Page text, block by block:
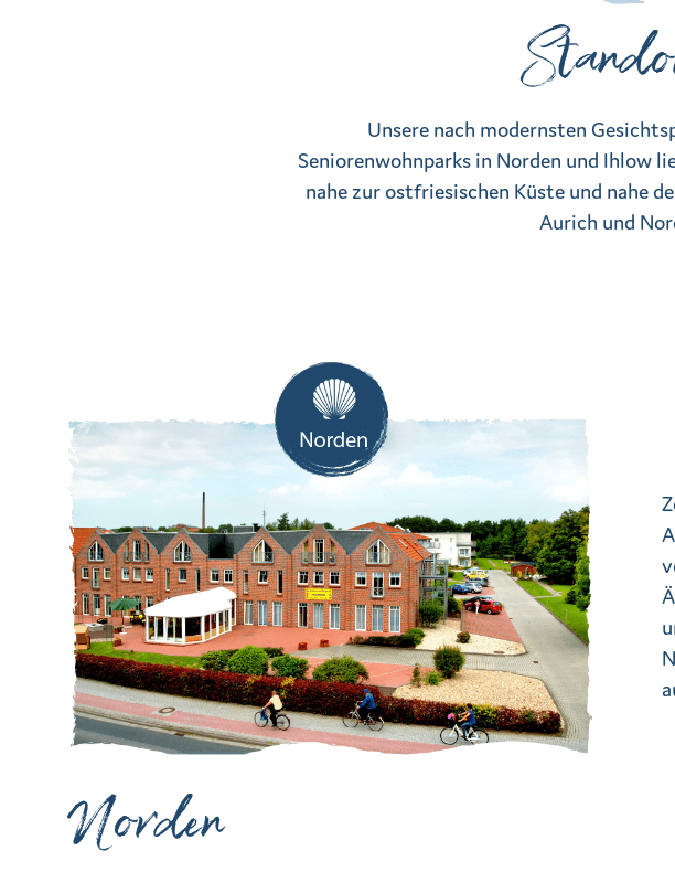
Unsere nach modernsten
Seniorenwohnparks in Norden und Ihlow
nahe zur ostfriesischen Küste und nahe
Aurich und
Norden